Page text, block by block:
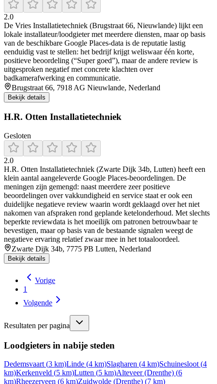
2.0
De Vries Installatietechniek (Brugstraat 66, Nieuwlande) lijkt een
lokale installateur/loodgieter met meerdere diensten, maar op basis
van de beschikbare Google Places-data is de reputatie lastig
eenduidig vast te stellen: het bedrijf krijgt weliswaar één korte,
positieve beoordeling (“Super goed”), maar de andere review is
uitgesproken negatief met concrete klachten over
badkamerafwerking en communicatie.
Brugstraat 66, 7918 AG Nieuwlande, Nederland
Bekijk details
H.R. Otten Installatietechniek
Gesloten
2.0
H.R. Otten Installatietechniek (Zwarte Dijk 34b, Lutten) heeft een
klein aantal aangeleverde Google Places-beoordelingen. De
meningen zijn gemengd: naast meerdere zeer positieve
beoordelingen over vakkundigheid en service staat er ook een
duidelijke negatieve review waarin wordt geklaagd over het niet
nakomen van afspraken rond geplande ketelonderhoud. Met slechts
beperkte reviewdata is het moeilijk om patronen betrouwbaar te
bevestigen, maar op basis van de bestaande signalen weegt de
negatieve ervaring relatief zwaar mee in het totaaloordeel.
Zwarte Dijk 34b, 7775 PB Lutten, Nederland
Bekijk details
Vorige
1
Volgende
Resultaten per pagina
Loodgieters in nabije steden
Dedemsvaart (3 km)Linde (4 km)Slagharen (4 km)Schuinesloot (4
km)Kerkenveld (5 km)Lutten (5 km)Alteveer (Drenthe) (6
km)Rheezerveen (6 km)Zuidwolde (Drenthe) (7 km)